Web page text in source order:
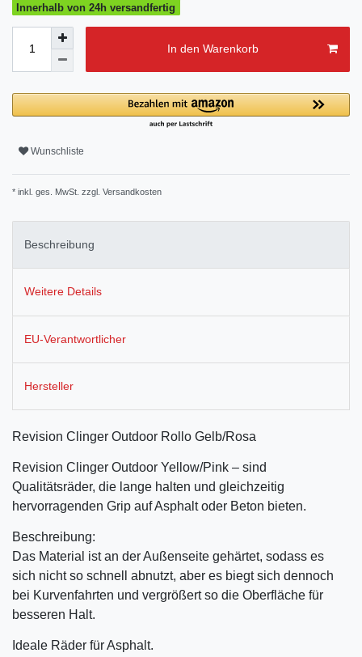
Innerhalb von 24h versandfertig
In den Warenkorb
Wunschliste
* inkl. ges. MwSt. zzgl. Versandkosten
Beschreibung
Weitere Details
EU-Verantwortlicher
Hersteller
Revision Clinger Outdoor Rollo Gelb/Rosa
Revision Clinger Outdoor Yellow/Pink – sind
Qualitätsräder, die lange halten und gleichzeitig
hervorragenden Grip auf Asphalt oder Beton bieten.
Beschreibung:
Das Material ist an der Außenseite gehärtet, sodass es
sich nicht so schnell abnutzt, aber es biegt sich dennoch
bei Kurvenfahrten und vergrößert so die Oberfläche für
besseren Halt.
Ideale Räder für Asphalt.